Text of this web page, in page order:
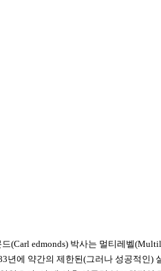
드(Carl edmonds) 박사는 멀티레벨
년에 약간의 제한된(그러나 성공적인)